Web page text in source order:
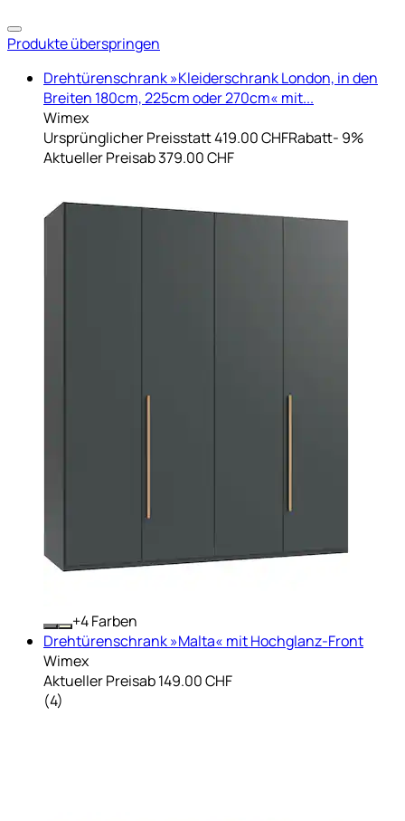
Produkte überspringen
Drehtürenschrank »Kleiderschrank London, in den
Breiten 180cm, 225cm oder 270cm« mit...
Wimex
Ursprünglicher Preisstatt 419.00 CHFRabatt- 9%
Aktueller Preisab379.00 CHF
+ Farben
Drehtürenschrank »Malta« mit Hochglanz-Front
Wimex
Aktueller Preisab149.00 CHF
(4)